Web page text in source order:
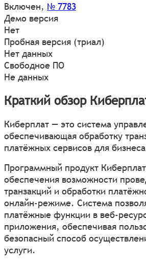
Включен, № 7783
Демо версия
Нет
Пробная версия (триал)
Нет данных
Свободное ПО
Не данных
Краткий обзор
Киберплат — это система
обеспечивающая обработку
платёжных сервисов для
Программный продукт
обеспечения возможности
транзакций и обработки
онлайн-режиме. Система
платёжные функции в веб-
приложения, обеспечивая
безопасный способ
услуги.